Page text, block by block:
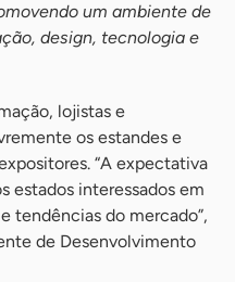
um ambiente de
design, tecnologia e
lojistas e
os estandes e
“A expectativa
estados interessados em
tendências do mercado”,
de Desenvolvimento